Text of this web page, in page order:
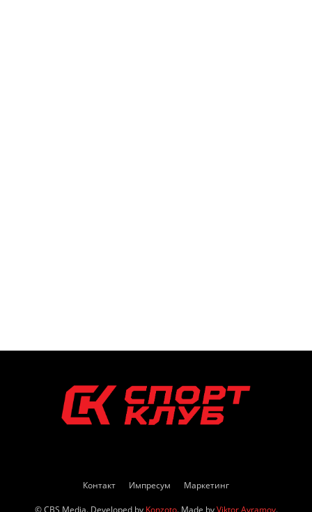
Контакт Импресум Маркетинг
© CBS Media. Developed by Konzoto. Made byViktor Avramov.